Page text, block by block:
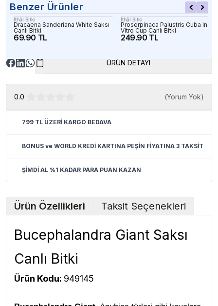
Benzer Ürünler
İthâl Bitki
Dracaena Sanderiana White Saksı
Canlı Bitki
69.90 TL
İthâl Bitki
Proserpinaca Palustris Cuba In
Vitro Cup Canlı Bitki
249.90 TL
ÜRÜN DETAYI
0.0 (Yorum Yok)
799 TL ÜZERİ KARGO BEDAVA
BONUS ve WORLD KREDİ KARTINA PEŞİN FİYATINA 3 TAKSİT
ŞİMDİ AL %1 KADAR PARA PUAN KAZAN
Ürün Özellikleri Taksit Seçenekleri
Bucephalandra Giant Saksı
Canlı Bitki
Ürün Kodu: 949145